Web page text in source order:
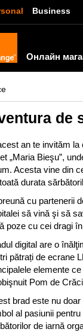
Business
Онлайн
de
an te invităm
„Maria Bieşu”,
Acesta vine din
durata
cu partenerii
să vină şi să
poze cu cei dragi
digital are o
pătrați de ecrane
elemente
Pom de
brad este nu
al pasiunii
de iarnă